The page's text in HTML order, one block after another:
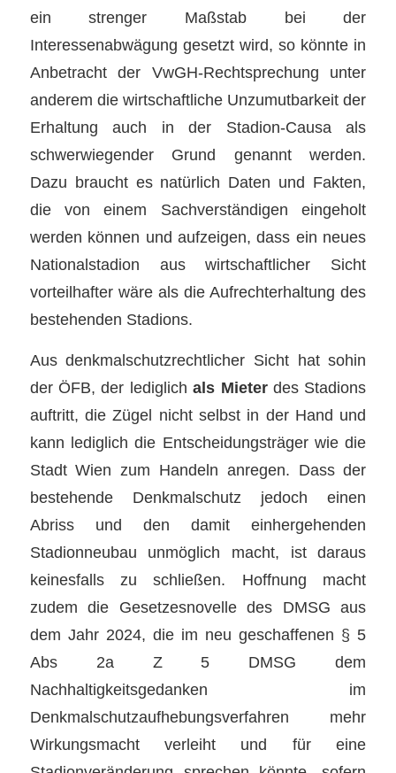
ein strenger Maßstab bei der
Interessenabwägung gesetzt wird, so könnte in
Anbetracht der VwGH-Rechtsprechung unter
anderem die wirtschaftliche Unzumutbarkeit der
Erhaltung auch in der Stadion-Causa als
schwerwiegender Grund genannt werden.
Dazu braucht es natürlich Daten und Fakten,
die von einem Sachverständigen eingeholt
werden können und aufzeigen, dass ein neues
Nationalstadion aus wirtschaftlicher Sicht
vorteilhafter wäre als die Aufrechterhaltung des
bestehenden Stadions.
Aus denkmalschutzrechtlicher Sicht hat sohin
der ÖFB, der lediglichals Mieterdes Stadions
auftritt, die Zügel nicht selbst in der Hand und
kann lediglich die Entscheidungsträger wie die
Stadt Wien zum Handeln anregen. Dass der
bestehende Denkmalschutz jedoch einen
Abriss und den damit einhergehenden
Stadionneubau unmöglich macht, ist daraus
keinesfalls zu schließen. Hoffnung macht
zudem die Gesetzesnovelle des DMSG aus
dem Jahr 2024, die im neu geschaffenen § 5
Abs 2a Z 5 DMSG dem
Nachhaltigkeitsgedanken im
Denkmalschutzaufhebungsverfahren mehr
Wirkungsmacht verleiht und für eine